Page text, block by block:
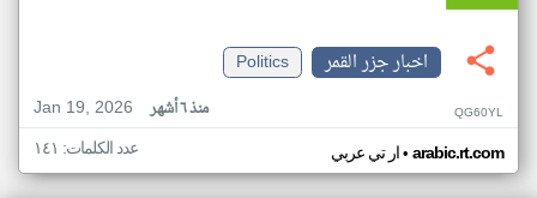
اخبار جزر القمر
Politics
Jan 19, 2026
منذ ٦ أشهر QG60YL
ار تي عربي• arabic.rt.com عدد الكلمات: ١٤١